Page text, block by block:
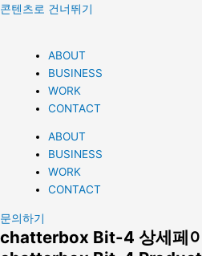
콘텐츠로 건너뛰기
ABOUT
BUSINESS
WORK
CONTACT
ABOUT
BUSINESS
WORK
CONTACT
문의하기
chatterbox Bit-4 상세페